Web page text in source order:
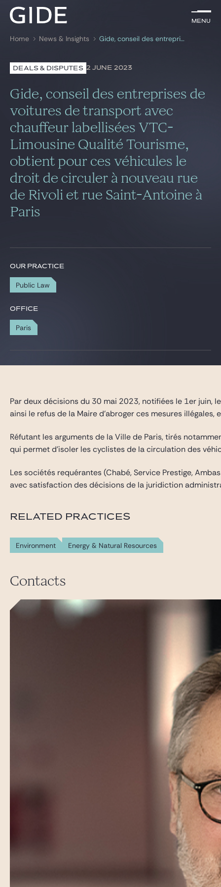
Menu
Search by keywords
Menu
Lawyers
Practices
Global
News & Insights
Our firm
Career
Home News & Insights Gide, conseil des entreprises de voitures de transport avec chauffeur labellisées VTC-Limousine Qualité Tourisme, obtient pour ces véhicules le droit de circuler à nouveau rue de Rivoli et rue Saint-Antoine à Paris
DEALS & DISPUTES 2 JUNE 2023
Gide, conseil des entreprises de
voitures de transport avec
chauffeur labellisées VTC-
Limousine Qualité Tourisme,
obtient pour ces véhicules le
droit de circuler à nouveau rue
de Rivoli et rue Saint-Antoine à
Paris
OUR PRACTICE
Public Law
OFFICE
Paris
Par deux décisions du 30 mai 2023, notifiées le 1er juin,
ainsi le refus de la Maire d’abroger ces mesures
Réfutant les arguments de la Ville de Paris, tirés
qui permet d’isoler les cyclistes de la circulation des
Les sociétés requérantes (Chabé, Service Prestige,
avec satisfaction des décisions de la juridiction
RELATED PRACTICES
Environment Energy & Natural Resources
Contacts